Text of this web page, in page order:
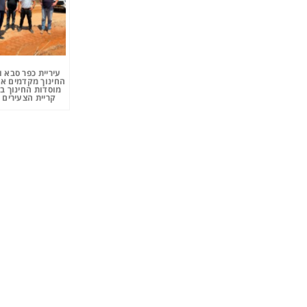
עיריית כפר
החינוך מקדמים
מוסדות החינוך
קריית